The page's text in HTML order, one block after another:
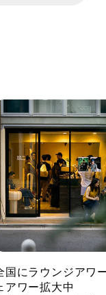
ジュアリーウェル
ホテルスパ・ジム